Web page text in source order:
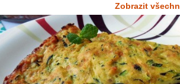
Zobrazit